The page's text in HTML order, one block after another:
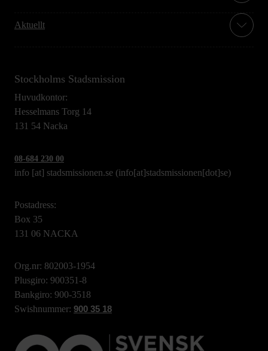
Aktuellt
Stockholms Stadsmission
Huvudkontor:
Hesselmans Torg 14
131 54 Nacka
08-684 230 00
info [at] stadsmissionen.se (info[at]stadsmissionen[dot]se)
Postadress:
Box 35
131 06 NACKA
Org.nr: 802003-1954
Plusgiro: 900351-8
Bankgiro: 900-3518
Swishnummer: 900 35 18